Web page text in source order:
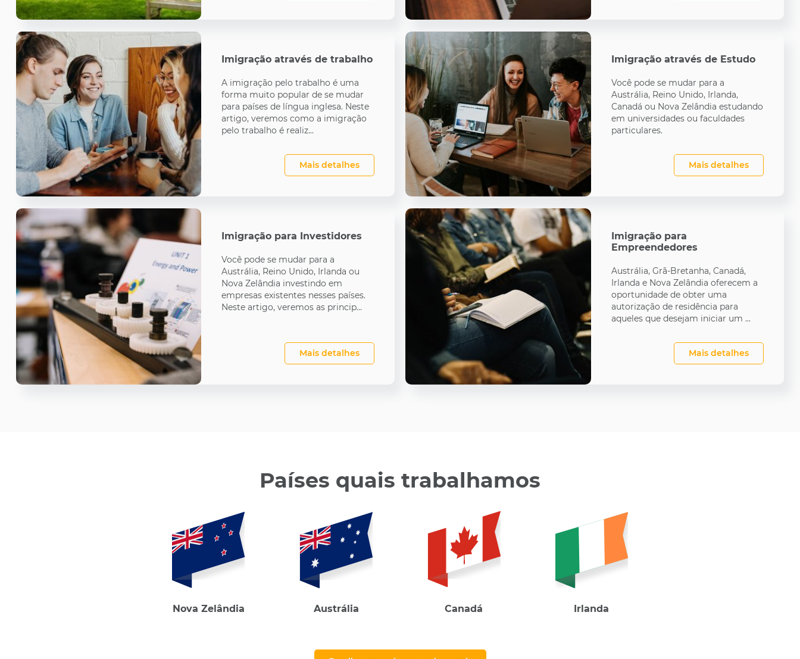
Imigração através de trabalho
A imigração pelo trabalho é uma
forma muito popular de se mudar
para países de língua inglesa. Neste
artigo, veremos como a imigração
pelo trabalho é realiz...
Mais detalhes
Imigração através de Estudo
Você pode se mudar para a
Austrália, Reino Unido, Irlanda,
Canadá ou Nova Zelândia estudando
em universidades ou faculdades
particulares.
Mais detalhes
Imigração para Investidores
Você pode se mudar para a
Austrália, Reino Unido, Irlanda ou
Nova Zelândia investindo em
empresas existentes nesses países.
Neste artigo, veremos as princip...
Mais detalhes
Imigração para
Empreendedores
Austrália, Grã-Bretanha, Canadá,
Irlanda e Nova Zelândia oferecem a
oportunidade de obter uma
autorização de residência para
aqueles que desejam iniciar um ...
Mais detalhes
Países quais trabalhamos
Nova Zelândia Austrália Canadá Irlanda